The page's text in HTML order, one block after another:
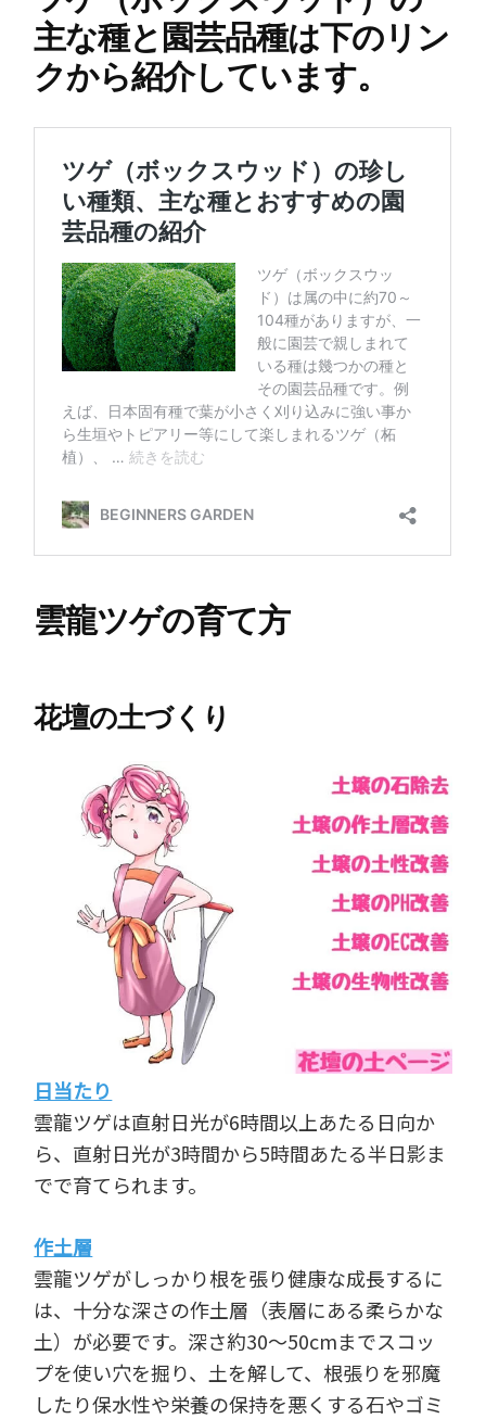
主な種と園芸品種は下のリン
クから紹介しています。
雲龍ツゲの育て方
花壇の土づくり
日当たり
雲龍ツゲは直射日光が6時間以上あたる日向か
ら、直射日光が3時間から5時間あたる半日影ま
でで育てられます。
作土層
雲龍ツゲがしっかり根を張り健康な成長するに
は、十分な深さの作土層（表層にある柔らかな
土）が必要です。深さ約30～50cmまでスコッ
プを使い穴を掘り、土を解して、根張りを邪魔
したり保水性や栄養の保持を悪くする石やゴミ